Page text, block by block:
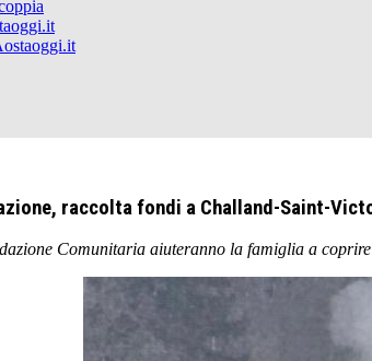
raccolta fondi a Challand-Saint-
Comunitaria aiuteranno la famiglia a